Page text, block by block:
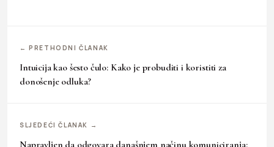
← PRETHODNI ČLANAK
Intuicija kao šesto čulo: Kako je probuditi i koristiti za
donošenje odluka?
SLJEDEĆI ČLANAK →
Napravljen da odgovara današnjem načinu komuniciranja: